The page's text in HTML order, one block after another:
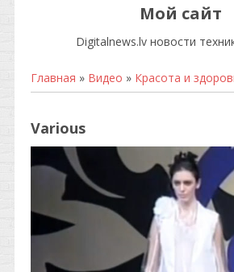
Мой сайт
Digitalnews.lv новости
Главная » Видео » Красота и
Various